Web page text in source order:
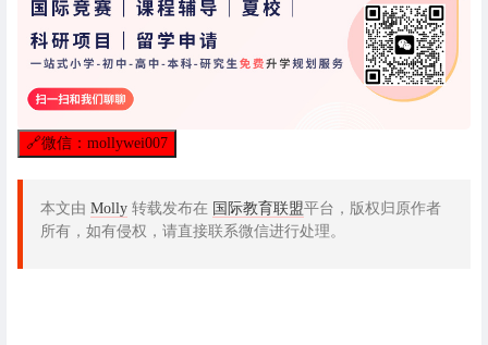
🔗微信：mollywei007
本文由 Molly 转载发布在 国际教育联盟平台，版权归原作者
所有，如有侵权，请直接联系微信进行处理。